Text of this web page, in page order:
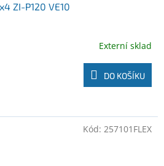
ZI-P120 VE10
Externí sklad
DO KOŠÍKU
Kód: 257101FLEX